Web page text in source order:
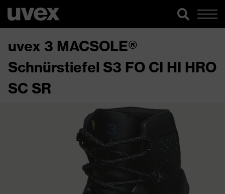
uvex 3 MACSOLE®
Schnürstiefel S3 FO CI HI HRO
SC SR